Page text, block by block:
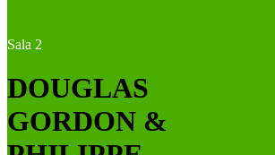
Sala 2
DOUGLAS
GORDON &